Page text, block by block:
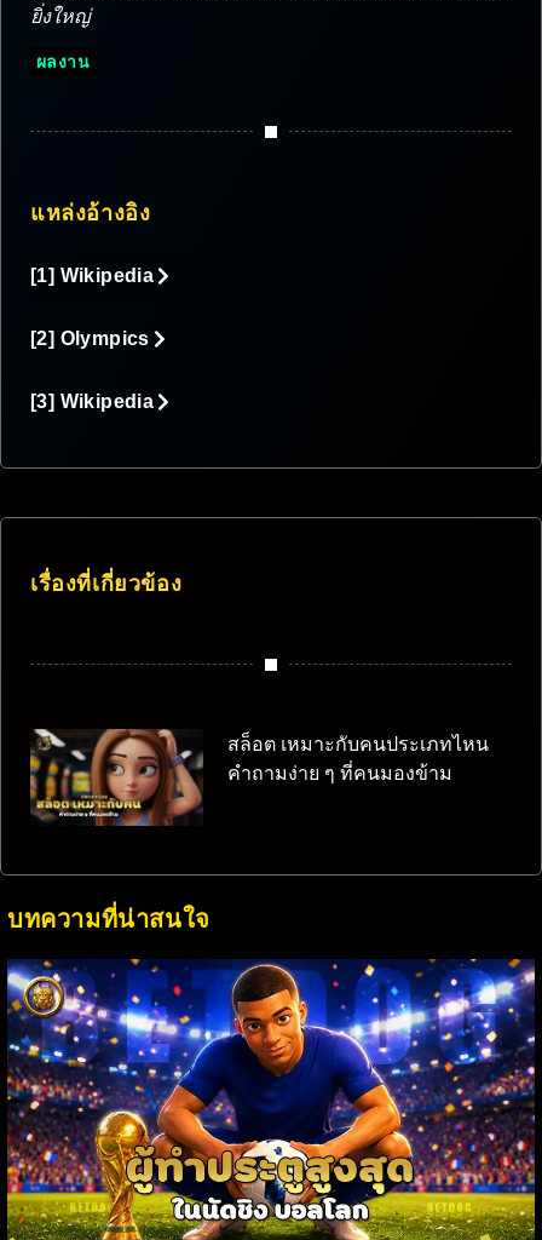
ยิ่งใหญ่
ผลงาน
แหล่งอ้างอิง
[1] Wikipedia
[2] Olympics
[3] Wikipedia
เรื่องที่เกี่ยวข้อง
สล็อต เหมาะกับคนประเภทไหน
คำถามง่าย ๆ ที่คนมองข้าม
บทความที่น่าสนใจ